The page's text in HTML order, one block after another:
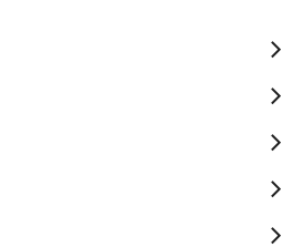
ルHD対応北
ジタルTV用
ついて
45％の小型化を実現